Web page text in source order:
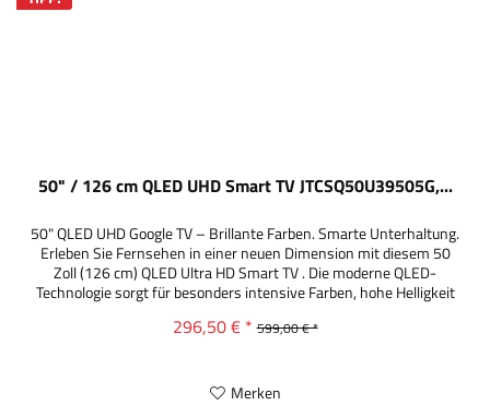
50" / 126 cm QLED UHD Smart TV JTCSQ50U39505G,...
50" QLED UHD Google TV – Brillante Farben. Smarte Unterhaltung.
Erleben Sie Fernsehen in einer neuen Dimension mit diesem 50
Zoll (126 cm) QLED Ultra HD Smart TV . Die moderne QLED-
Technologie sorgt für besonders intensive Farben, hohe Helligkeit
scharfen 4K Ultra HD Auflösung (3840 x 2160 Pixel), Dolby...
296,50 € * 599,00 € *
Merken